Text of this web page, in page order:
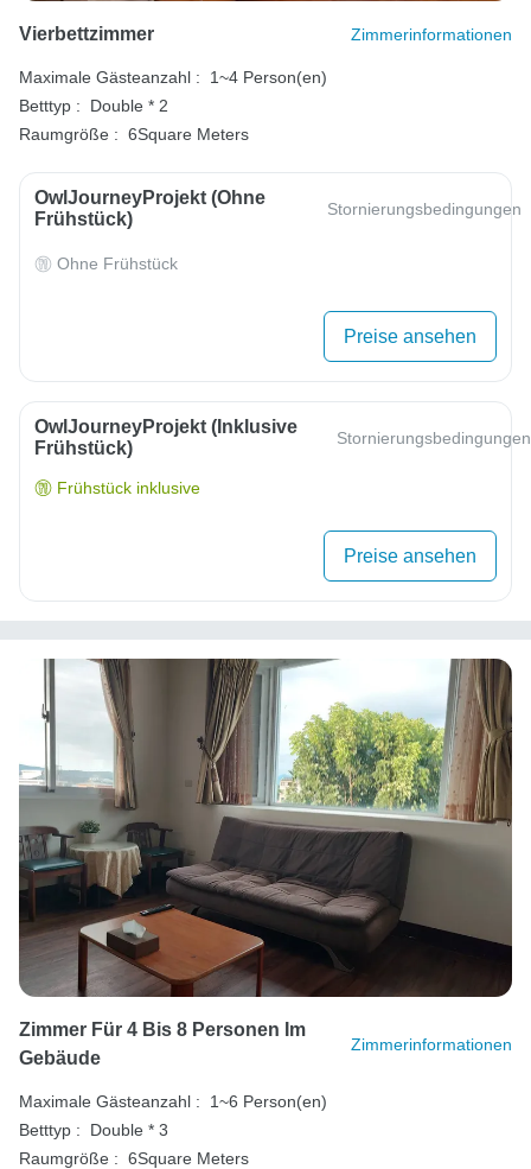
Vierbettzimmer Zimmerinformationen
Maximale Gästeanzahl :
1~4 Person(en)
Betttyp :
Double * 2
Raumgröße : 6Square Meters
OwlJourneyProjekt (ohne
Frühstück)
Stornierungsbedingungen
Ohne Frühstück
Preise ansehen
OwlJourneyProjekt (inklusive
Frühstück)
Stornierungsbedingungen
Frühstück inklusive
Preise ansehen
Zimmer Für 4 Bis 8 Personen Im
Gebäude
Zimmerinformationen
Maximale Gästeanzahl :
1~6 Person(en)
Betttyp :
Double * 3
Raumgröße : 6Square Meters